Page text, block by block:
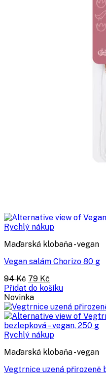
Rychlý nákup
Maďarská klobaňa - vegan
Vegan salám Chorizo 80 g
94Kč Původní
cena
byla:
94 Kč.
79 Kč
cena
79 Kč.
Přidat do košíku
Novinka
Rychlý nákup
Maďarská klobaňa - vegan
Vegtrnice uzená přirozeně